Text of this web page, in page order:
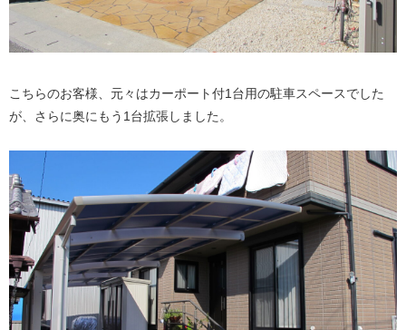
こちらのお客様、元々はカーポート付1台用の駐車スペースでした
が、さらに奥にもう1台拡張しました。